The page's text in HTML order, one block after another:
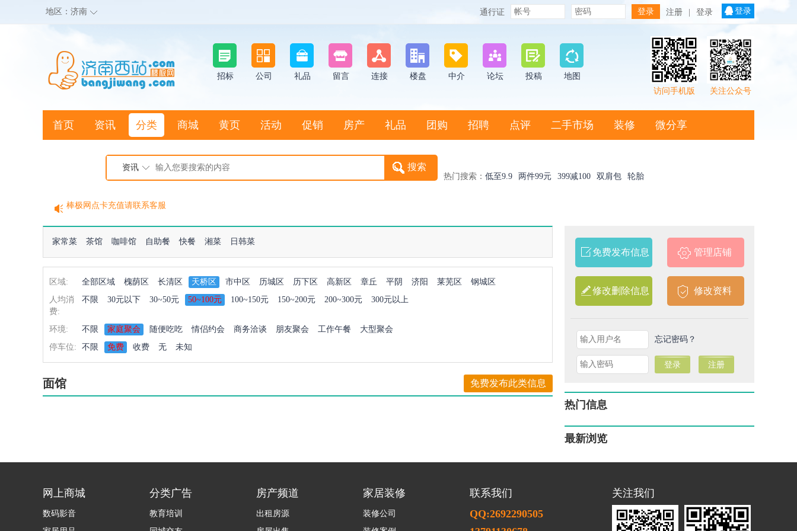
地区： 济南 通行证 注册 登录 登录
招标 公司 礼品 留言 连接 楼盘 中介 论坛 投稿
地图
关注公众号
访问手机版
首页 资讯 分类 商城 黄页 活动 促销 房产 礼品 团购 招聘 点评 二手市场 装修 微分享
资讯
热门搜索： 低至9.9 两件99元 399减100 双肩包 轮胎
棒极网点卡充值请联系客服
客服QQ:2692290505
充100送20
家常菜 茶馆 咖啡馆 自助餐 快餐 湘菜 日韩菜
区域: 全部区域 槐荫区 长清区 天桥区 市中区 历城区 历下区 高新区 章丘 平阴 济阳 莱芜区
钢城区
人均消
费:
不限 30元以下 30~50元 50~100元 100~150元 150~200元 200~300元 300元以上
环境: 不限 家庭聚会 随便吃吃 情侣约会 商务洽谈 朋友聚会 工作午餐
大型聚会
停车位:
不限 免费 收费 无 未知
面馆 免费发布此类信息
免费发布信息 管理店铺
修改删除信息 修改资料
忘记密码？
热门信息
最新浏览
网上商城
数码影音
分类广告
教育培训
房产频道
出租房源
家居装修
装修公司
联系我们
QQ:2692290505
关注我们